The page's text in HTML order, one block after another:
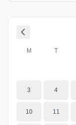
M T
3 4
10 11